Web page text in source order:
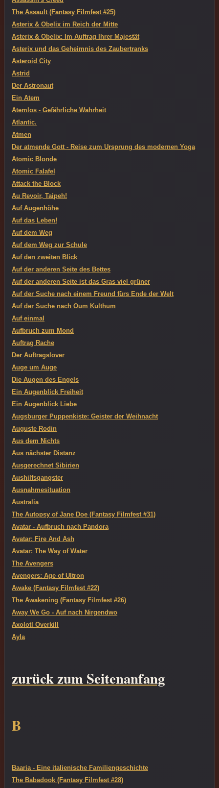
The Assault (Fantasy Filmfest #25)
Asterix & Obelix im Reich der Mitte
Asterix & Obelix: Im Auftrag Ihrer Majestät
Asterix und das Geheimnis des Zaubertranks
Asteroid City
Astrid
Der Astronaut
Ein Atem
Atemlos - Gefährliche Wahrheit
Atlantic.
Atmen
Der atmende Gott - Reise zum Ursprung des modernen Yoga
Atomic Blonde
Atomic Falafel
Attack the Block
Au Revoir, Taipeh!
Auf Augenhöhe
Auf das Leben!
Auf dem Weg
Auf dem Weg zur Schule
Auf den zweiten Blick
Auf der anderen Seite des Bettes
Auf der anderen Seite ist das Gras viel grüner
Auf der Suche nach einem Freund fürs Ende der Welt
Auf der Suche nach Oum Kulthum
Auf einmal
Aufbruch zum Mond
Auftrag Rache
Der Auftragslover
Auge um Auge
Die Augen des Engels
Ein Augenblick Freiheit
Ein Augenblick Liebe
Augsburger Puppenkiste: Geister der Weihnacht
Auguste Rodin
Aus dem Nichts
Aus nächster Distanz
Ausgerechnet Sibirien
Aushilfsgangster
Ausnahmesituation
Australia
The Autopsy of Jane Doe (Fantasy Filmfest #31)
Avatar - Aufbruch nach Pandora
Avatar: Fire And Ash
Avatar: The Way of Water
The Avengers
Avengers: Age of Ultron
Awake (Fantasy Filmfest #22)
The Awakening (Fantasy Filmfest #26)
Away We Go - Auf nach Nirgendwo
Axolotl Overkill
Ayla
zurück zum Seitenanfang
B
Baaria - Eine italienische Familiengeschichte
The Babadook (Fantasy Filmfest #28)